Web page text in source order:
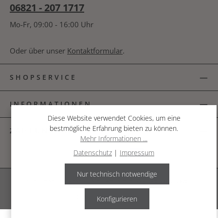
06821 - 207 1717
Mo-Fr, 09:00 - 16:00 Uhr
Oder über unser Kontaktformular.
SHOPSERVICE
INFORMATIONEN
ZAHLUNGSARTEN
© 2026 The Garden Shop
Alle Preise inkl. gesetzl. Mehrwertsteuer zzgl.Versandkosten
Diese Website verwendet Cookies, um eine
bestmögliche Erfahrung bieten zu können.
Mehr Informationen ...
Datenschutz | Impressum
Nur technisch notwendige
Konfigurieren